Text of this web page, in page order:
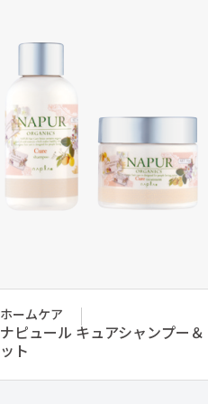
ホームケア
ナピュール キュアシャンプー
ット